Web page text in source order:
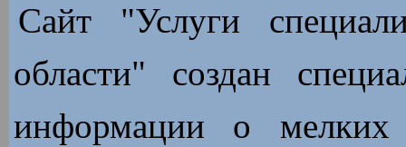
Сайт "Услуги
области" создан
информации о